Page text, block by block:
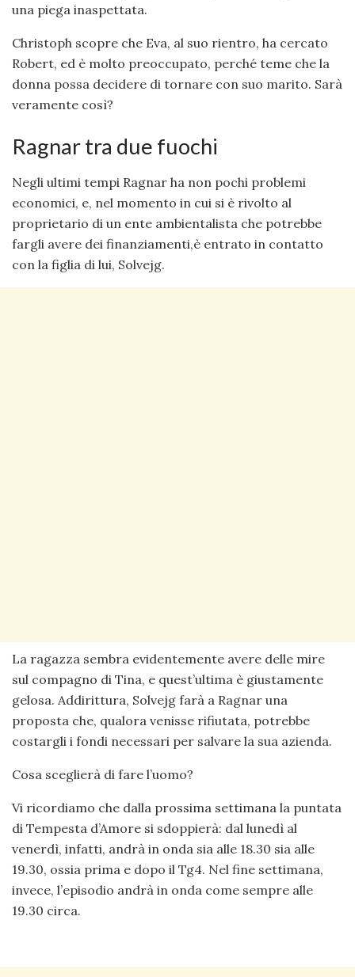
una piega inaspettata.
Christoph scopre che Eva, al suo rientro, ha cercato
Robert, ed è molto preoccupato, perché teme che la
donna possa decidere di tornare con suo marito. Sarà
veramente così?
Ragnar tra due fuochi
Negli ultimi tempi Ragnar ha non pochi problemi
economici, e, nel momento in cui si è rivolto al
proprietario di un ente ambientalista che potrebbe
fargli avere dei finanziamenti,è entrato in contatto
con la figlia di lui, Solvejg.
La ragazza sembra evidentemente avere delle mire
sul compagno di Tina, e quest’ultima è giustamente
gelosa. Addirittura, Solvejg farà a Ragnar una
proposta che, qualora venisse rifiutata, potrebbe
costargli i fondi necessari per salvare la sua azienda.
Cosa sceglierà di fare l’uomo?
Vi ricordiamo che dalla prossima settimana la puntata
di Tempesta d’Amore si sdoppierà: dal lunedì al
venerdì, infatti, andrà in onda sia alle 18.30 sia alle
19.30, ossia prima e dopo il Tg4. Nel fine settimana,
invece, l’episodio andrà in onda come sempre alle
19.30 circa.